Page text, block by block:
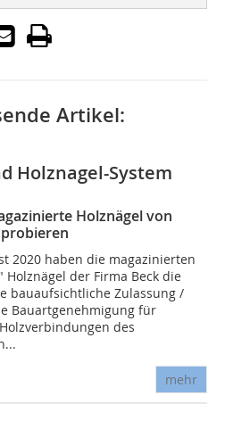
Artikel:
Holznagel-System
Holznägel von
2020 haben die magazinierten
Holznägel der Firma Beck die
bauaufsichtliche Zulassung /
Bauartgenehmigung für
des
mehr